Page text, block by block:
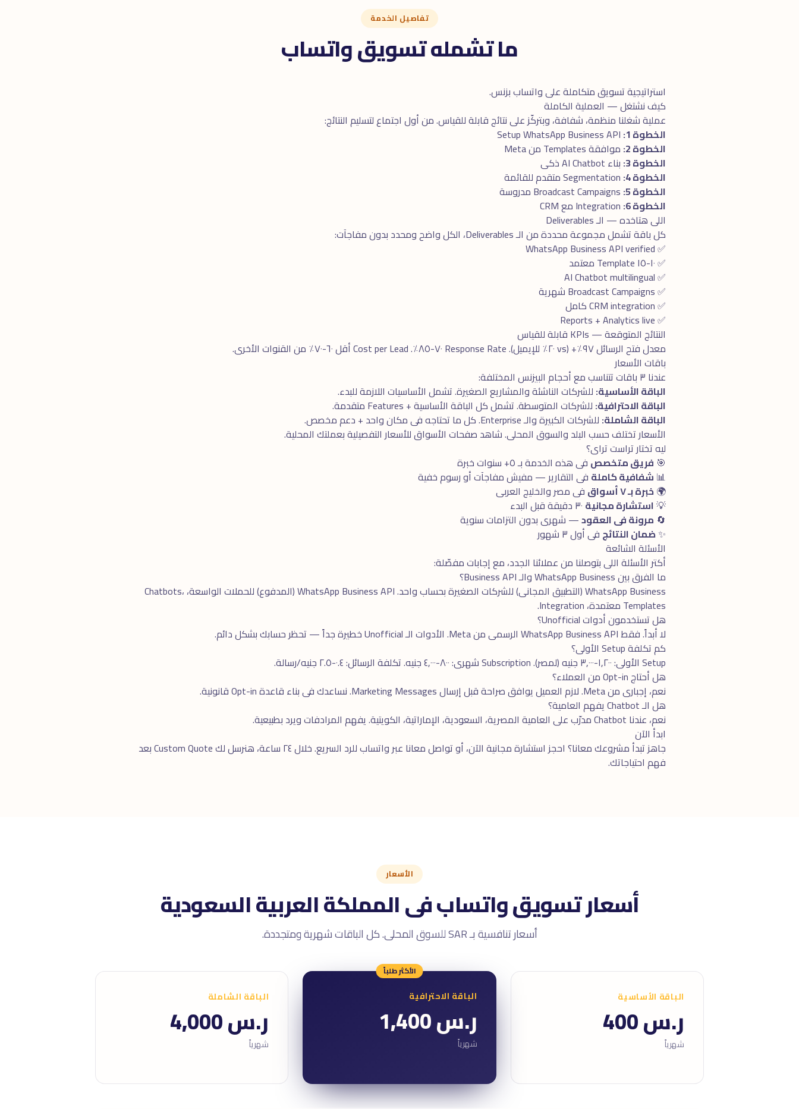
تفاصيل الخدمة
ما تشمله تسويق واتساب
استراتيجية تسويق متكاملة على واتساب بزنس.
كيف نشتغل — العملية الكاملة
عملية شغلنا منظمة، شفافة، وبتركّز على نتائج قابلة للقياس. من أول اجتماع لتسليم النتائج:
الخطوة 1:
الخطوة 2:
موافقة Templates من Meta
الخطوة 3:
بناء AI Chatbot ذكى
الخطوة 4:
الخطوة 5:
الخطوة 6:
اللى هتاخده — الـ Deliverables
كل باقة تشمل مجموعة محددة من الـ Deliverables، الكل واضح ومحدد بدون مفاجآت:
✅ WhatsApp Business API verified
✅ ١٠-١٥ Template معتمد
✅ AI Chatbot multilingual
✅ Broadcast Campaigns شهرية
✅ CRM integration كامل
✅ Reports + Analytics live
النتائج المتوقعة — KPIs قابلة للقياس
معدل فتح الرسائل ٩٧٪+ (vs ٢٠٪ للإيميل). Response Rate ٧٠-٨٥٪. Cost per Lead أقل ٦٠-٧٠٪ من القنوات الأخرى.
باقات الأسعار
عندنا ٣ باقات تتناسب مع أحجام البيزنس المختلفة:
الباقة الأساسية: للشركات الناشئة والمشاريع الصغيرة. تشمل الأساسيات اللازمة للبدء.
الباقة الاحترافية: للشركات المتوسطة. تشمل كل الباقة الأساسية + Features متقدمة.
الباقة الشاملة: للشركات الكبيرة والـ Enterprise. كل ما تحتاجه فى مكان واحد + دعم مخصص.
الأسعار تختلف حسب البلد والسوق المحلى. شاهد صفحات الأسواقللأسعار التفصيلية بعملتك المحلية.
ليه تختار تراست تراى؟
🎯 فريق متخصص فى هذه الخدمة بـ ٥+ سنوات خبرة
📊 شفافية كاملة فى التقارير — مفيش مفاجآت أو رسوم خفية
🌍خبرة بـ ٧ أسواق
فى مصر والخليج العربى
💡استشارة مجانية
🔄 مرونة فى العقود— شهرى بدون التزامات سنوية
✨ضمان النتائج فى أول ٣ شهور
الأسئلة الشائعة
أكتر الأسئلة اللى بتوصلنا من عملائنا الجدد، مع إجابات مفصّلة:
ما الفرق بين WhatsApp Business والـ Business API؟
WhatsApp Business (التطبيق المجانى) للشركات الصغيرة بحساب واحد. WhatsApp Business API (المدفوع) للحملات الواسعة، Chatbots،
Templates معتمدة، Integration.
هل تستخدمون أدوات Unofficial؟
لا أبداً. فقط WhatsApp Business API الرسمى من Meta. الأدوات الـ Unofficial خطيرة جداً — تحظر حسابك بشكل دائم.
كم تكلفة Setup الأولى؟
Setup الأولى: ١,٢٠٠-٣,٠٠٠ جنيه (لمصر). Subscription شهرى: ٨٠٠-٤,٠٠٠ جنيه. تكلفة الرسائل: ٠.٤-٢.٥ جنيه/رسالة.
هل أحتاج Opt-in من العملاء؟
نعم، إجبارى من Meta. لازم العميل يوافق صراحة قبل إرسال Marketing Messages. نساعدك فى بناء قاعدة Opt-in قانونية.
هل الـ Chatbot يفهم العامية؟
نعم، عندنا Chatbot مدرّب على العامية المصرية، السعودية، الإماراتية، الكويتية. يفهم المرادفات ويرد بطبيعية.
ابدأ الآن
جاهز تبدأ مشروعك معانا؟ احجز استشارة مجانية الآن، أو تواصل معانا عبر واتساب
للرد السريع. خلال ٢٤ ساعة، هنرسل لك Custom Quote بعد
فهم احتياجاتك.
الأسعار
أسعار تسويق واتساب فى المملكة العربية السعودية
أسعار تنافسية بـ SAR للسوق المحلى. كل الباقات شهرية ومتجددة.
الباقة الأساسية
ر.س 400
شهرياً
الأكثر طلباً
الباقة الاحترافية
ر.س 1,400
شهرياً
الباقة الشاملة
ر.س 4,000
شهرياً